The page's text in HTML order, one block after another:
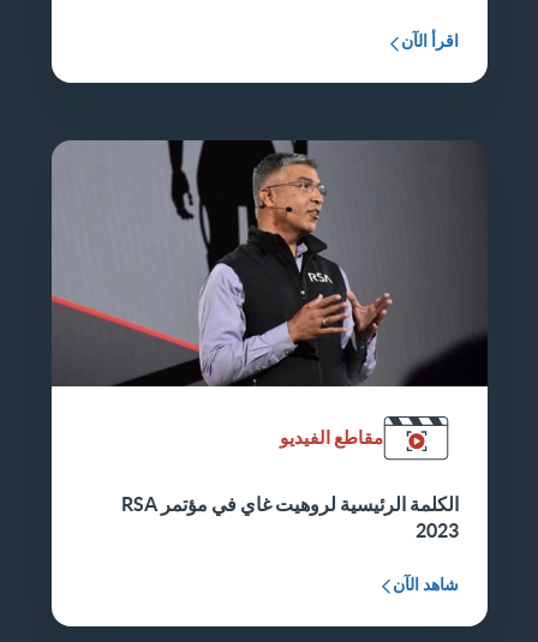
اقرأ الآن
مقاطع الفيديو
الكلمة الرئيسية لروهيت غاي في مؤتمر RSA
2023
شاهد الآن